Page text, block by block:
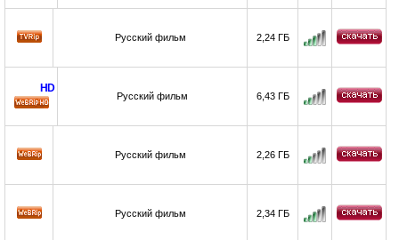
Русский фильм 2,24 ГБ
HD
Русский фильм 6,43 ГБ
Русский фильм 2,26 ГБ
Русский фильм 2,34 ГБ